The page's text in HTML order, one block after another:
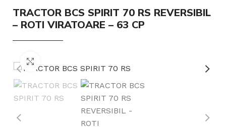
TRACTOR BCS SPIRIT 70 RS REVERSIBIL
– ROTI VIRATOARE – 63 CP